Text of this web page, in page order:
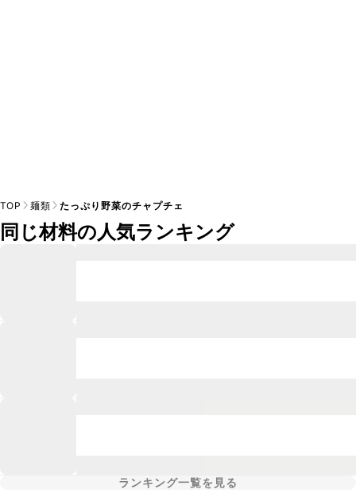
TOP 麺類 たっぷり野菜のチャプチェ
同じ材料の人気ランキング
ランキング一覧を見る